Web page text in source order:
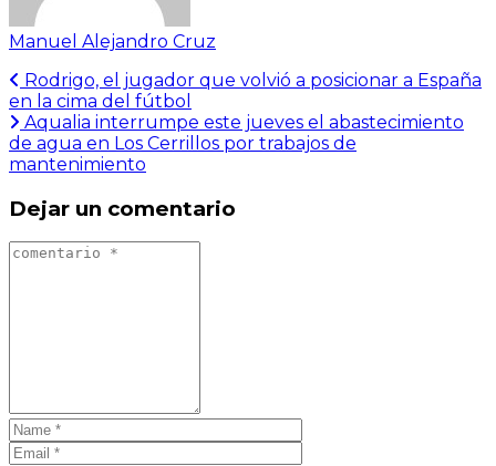
Manuel Alejandro Cruz
Rodrigo, el jugador que volvió a posicionar a España
en la cima del fútbol
Aqualia interrumpe este jueves el abastecimiento
de agua en Los Cerrillos por trabajos de
mantenimiento
Dejar un comentario